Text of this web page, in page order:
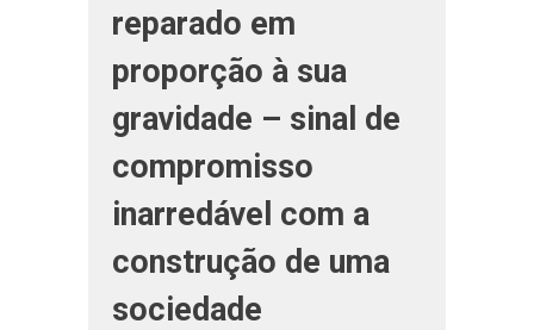
reparado em
proporção à sua
gravidade – sinal de
compromisso
inarredável com a
construção de uma
sociedade